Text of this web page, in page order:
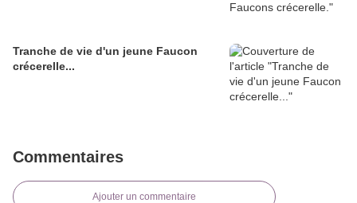
Tranche de vie d'un jeune Faucon
crécerelle...
Commentaires
Ajouter un commentaire